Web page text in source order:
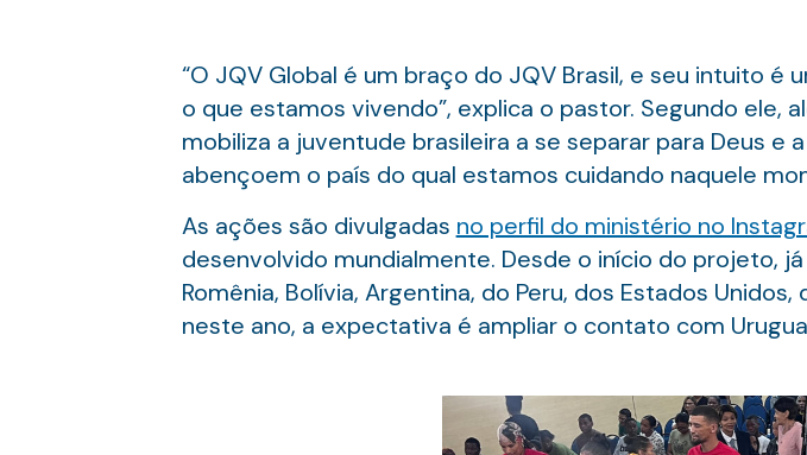
“O JQV Global é um braço do JQV Brasil, e seu intuito
o que estamos vivendo”, explica o pastor. Segundo
mobiliza a juventude brasileira a se separar para Deus e
abençoem o país do qual estamos cuidando naquele
As ações são divulgadas no perfil do ministério no
desenvolvido mundialmente. Desde o início do projeto,
Romênia, Bolívia, Argentina, do Peru, dos Estados
neste ano, a expectativa é ampliar o contato com